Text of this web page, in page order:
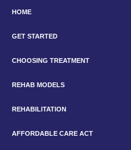
HOME
GET STARTED
CHOOSING TREATMENT
REHAB MODELS
REHABILITATION
AFFORDABLE CARE ACT